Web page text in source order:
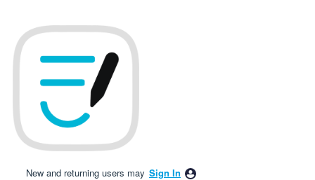
to
content
New and returning users may Sign In